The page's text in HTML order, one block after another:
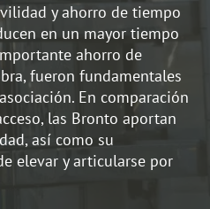
y ahorro de tiempo
en un mayor tiempo
ahorro de
fueron fundamentales
En comparación
las Bronto aportan
así como su
elevar y articularse por